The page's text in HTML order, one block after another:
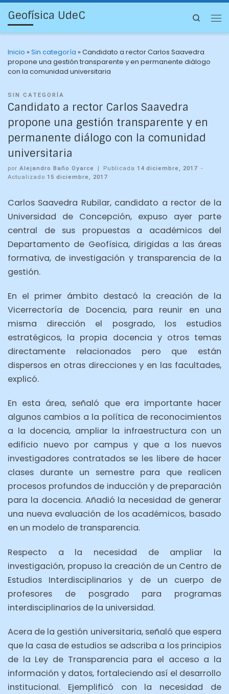
Geofísica UdeC Search
Inicio »Sin categoría »Candidato a rector Carlos Saavedra
propone una gestión transparente y en permanente diálogo
con la comunidad universitaria
SIN CATEGORÍA
Candidato a rector Carlos Saavedra
propone una gestión transparente y en
permanente diálogo con la comunidad
universitaria
por Alejandro Baño Oyarce | Publicada14 diciembre, 2017 -
Actualizado 15 diciembre, 2017
Carlos Saavedra Rubilar, candidato a rector de la
Universidad de Concepción, expuso ayer parte
central de sus propuestas a académicos del
Departamento de Geofísica, dirigidas a las áreas
formativa, de investigación y transparencia de la
gestión.
En el primer ámbito destacó la creación de la
Vicerrectoría de Docencia, para reunir en una
misma dirección el posgrado, los estudios
estratégicos, la propia docencia y otros temas
directamente relacionados pero que están
dispersos en otras direcciones y en las facultades,
explicó.
En esta área, señaló que era importante hacer
algunos cambios a la política de reconocimientos
a la docencia, ampliar la infraestructura con un
edificio nuevo por campus y que a los nuevos
investigadores contratados se les libere de hacer
clases durante un semestre para que realicen
procesos profundos de inducción y de preparación
para la docencia. Añadió la necesidad de generar
una nueva evaluación de los académicos, basado
en un modelo de transparencia.
Respecto a la necesidad de ampliar la
investigación, propuso la creación de un Centro de
Estudios Interdisciplinarios y de un cuerpo de
profesores de posgrado para programas
interdisciplinarios de la universidad.
Acera de la gestión universitaria, señaló que espera
que la casa de estudios se adscriba a los principios
de la Ley de Transparencia para el acceso a la
información y datos, fortaleciendo así el desarrollo
institucional. Ejemplificó con la necesidad de